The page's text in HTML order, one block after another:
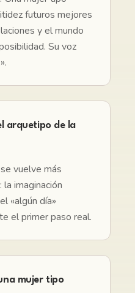
futuros mejores
y el mundo
Su voz
arquetipo de la
vuelve más
imaginación
«algún día»
el primer paso real.
mujer tipo